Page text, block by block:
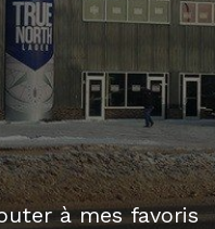
à mes favoris